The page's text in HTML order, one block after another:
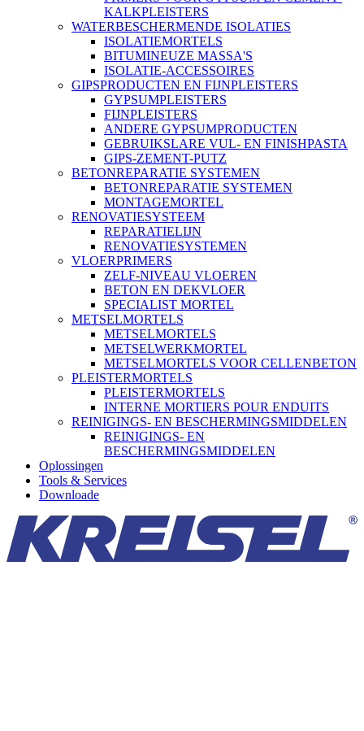
KALKPLEISTERS
WATERBESCHERMENDE ISOLATIES
ISOLATIEMORTELS
BITUMINEUZE MASSA'S
ISOLATIE-ACCESSOIRES
GIPSPRODUCTEN EN FIJNPLEISTERS
GYPSUMPLEISTERS
FIJNPLEISTERS
ANDERE GYPSUMPRODUCTEN
GEBRUIKSLARE VUL- EN FINISHPASTA
GIPS-ZEMENT-PUTZ
BETONREPARATIE SYSTEMEN
BETONREPARATIE SYSTEMEN
MONTAGEMORTEL
RENOVATIESYSTEEM
REPARATIELIJN
RENOVATIESYSTEMEN
VLOERPRIMERS
ZELF-NIVEAU VLOEREN
BETON EN DEKVLOER
SPECIALIST MORTEL
METSELMORTELS
METSELMORTELS
METSELWERKMORTEL
METSELMORTELS VOOR CELLENBETON
PLEISTERMORTELS
PLEISTERMORTELS
INTERNE MORTIERS POUR ENDUITS
REINIGINGS- EN BESCHERMINGSMIDDELEN
REINIGINGS- EN
BESCHERMINGSMIDDELEN
Oplossingen
Tools & Services
Downloade